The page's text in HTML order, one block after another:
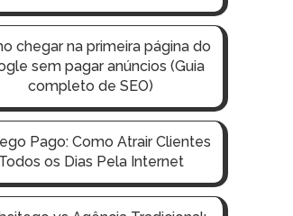
chegar na primeira página do
sem pagar anúncios (Guia
completo de SEO)
Pago: Como Atrair Clientes
Todos os Dias Pela Internet